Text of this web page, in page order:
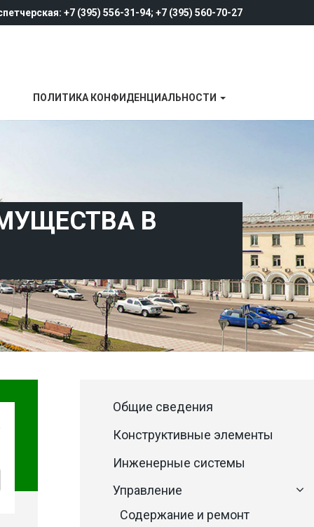
+7 (395) 556-31-94; +7 (395) 560-70-27
ПОЛИТИКА КОНФИДЕНЦИАЛЬНОСТИ
В
Общие сведения
Конструктивные элементы
Инженерные системы
Управление
Содержание и ремонт